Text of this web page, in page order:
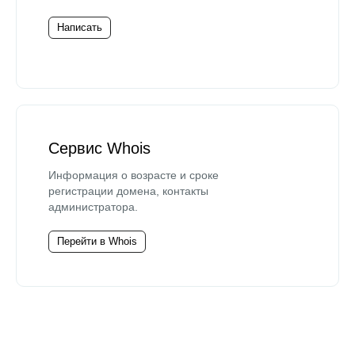
Написать
Сервис Whois
Информация о возрасте и сроке
регистрации домена, контакты
администратора.
Перейти в Whois